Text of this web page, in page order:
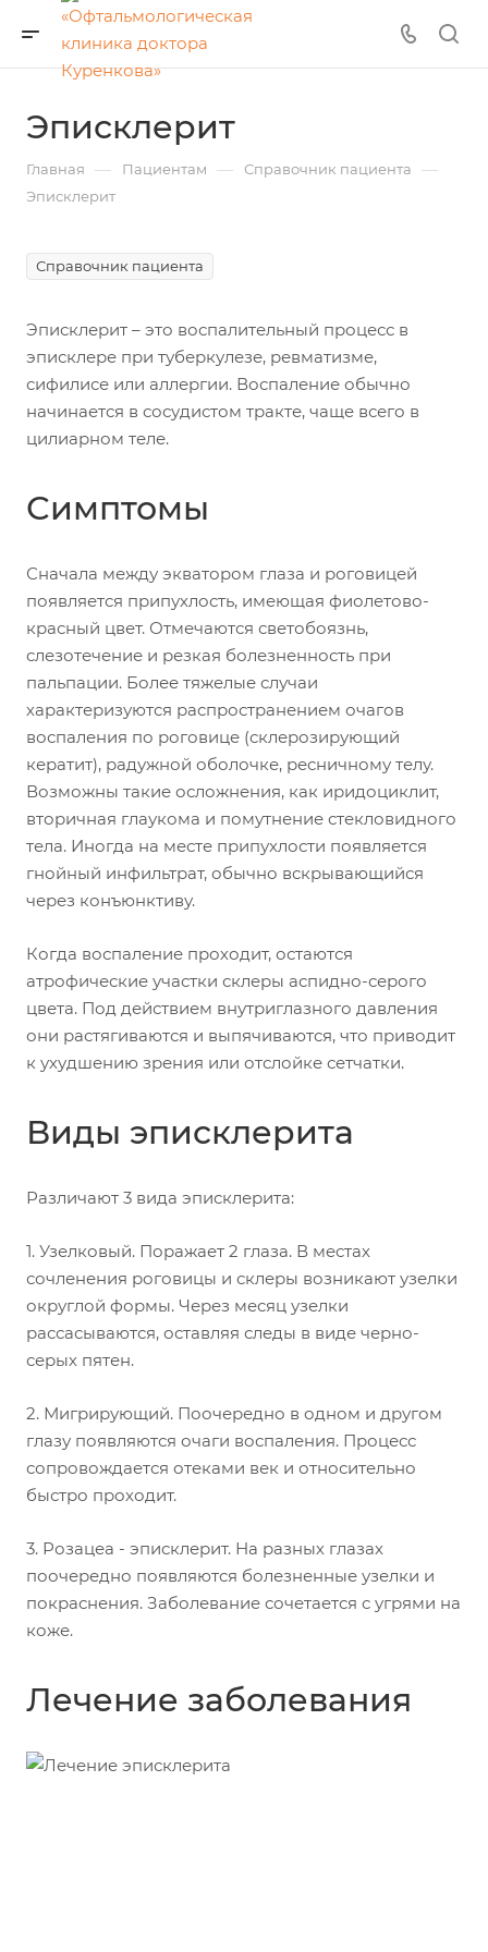
Эписклерит
Главная — Пациентам — Справочник пациента —
Эписклерит
Справочник пациента
Эписклерит – это воспалительный процесс в
эписклере при туберкулезе, ревматизме,
сифилисе или аллергии. Воспаление обычно
начинается в сосудистом тракте, чаще всего в
цилиарном теле.
Симптомы
Сначала между экватором глаза и роговицей
появляется припухлость, имеющая фиолетово-
красный цвет. Отмечаются светобоязнь,
слезотечение и резкая болезненность при
пальпации. Более тяжелые случаи
характеризуются распространением очагов
воспаления по роговице (склерозирующий
кератит), радужной оболочке, ресничному телу.
Возможны такие осложнения, как иридоциклит,
вторичная глаукома и помутнение стекловидного
тела. Иногда на месте припухлости появляется
гнойный инфильтрат, обычно вскрывающийся
через конъюнктиву.
Когда воспаление проходит, остаются
атрофические участки склеры аспидно-серого
цвета. Под действием внутриглазного давления
они растягиваются и выпячиваются, что приводит
к ухудшению зрения или отслойке сетчатки.
Виды эписклерита
Различают 3 вида эписклерита:
1. Узелковый. Поражает 2 глаза. В местах
сочленения роговицы и склеры возникают узелки
округлой формы. Через месяц узелки
рассасываются, оставляя следы в виде черно-
серых пятен.
2. Мигрирующий. Поочередно в одном и другом
глазу появляются очаги воспаления. Процесс
сопровождается отеками век и относительно
быстро проходит.
3. Розацеа - эписклерит. На разных глазах
поочередно появляются болезненные узелки и
покраснения. Заболевание сочетается с угрями на
коже.
Лечение заболевания